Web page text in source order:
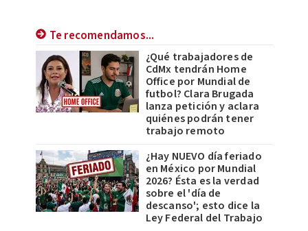
Te recomendamos...
¿Qué trabajadores de
CdMx tendrán Home
Office por Mundial de
futbol? Clara Brugada
lanza petición y aclara
quiénes podrán tener
trabajo remoto
¿Hay NUEVO día feriado
en México por Mundial
2026? Ésta es la verdad
sobre el 'día de
descanso'; esto dice la
Ley Federal del Trabajo